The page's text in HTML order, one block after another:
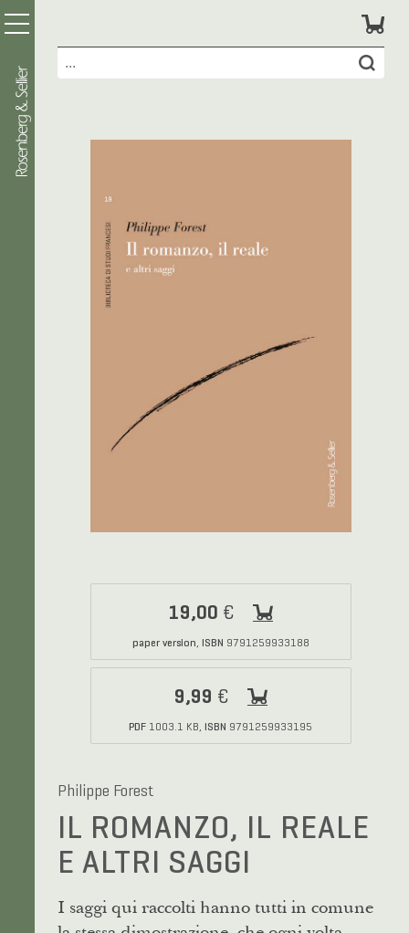
19,00 €
paper version, ISBN 9791259933188
9,99 €
PDF 1003.1 KB, ISBN 9791259933195
Philippe Forest
IL ROMANZO, IL REALE
E ALTRI SAGGI
I saggi qui raccolti hanno tutti in comune